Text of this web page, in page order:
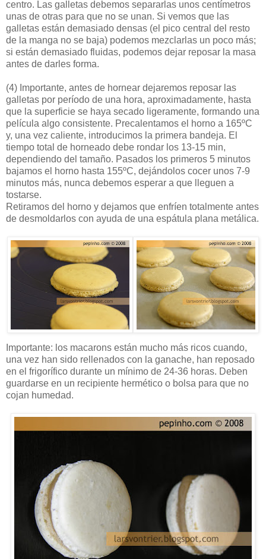
centro. Las galletas debemos separarlas unos centímetros
unas de otras para que no se unan. Si vemos que las
galletas están demasiado densas (el pico central del resto
de la manga no se baja) podemos mezclarlas un poco más;
si están demasiado fluidas, podemos dejar reposar la masa
antes de darles forma.
(4) Importante, antes de hornear dejaremos reposar las
galletas por período de una hora, aproximadamente, hasta
que la superficie se haya secado ligeramente, formando una
película algo consistente. Precalentamos el horno a 165ºC
y, una vez caliente, introducimos la primera bandeja. El
tiempo total de horneado debe rondar los 13-15 min,
dependiendo del tamaño. Pasados los primeros 5 minutos
bajamos el horno hasta 155ºC, dejándolos cocer unos 7-9
minutos más, nunca debemos esperar a que lleguen a
tostarse.
Retiramos del horno y dejamos que enfríen totalmente antes
de desmoldarlos con ayuda de una espátula plana metálica.
Importante: los macarons están mucho más ricos cuando,
una vez han sido rellenados con la ganache, han reposado
en el frigorífico durante un mínimo de 24-36 horas. Deben
guardarse en un recipiente hermético o bolsa para que no
cojan humedad.